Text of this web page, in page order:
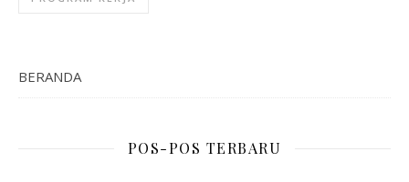
BERANDA
POS-POS TERBARU